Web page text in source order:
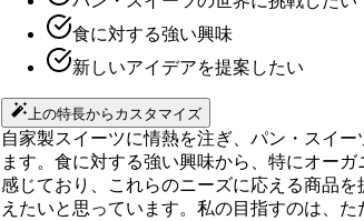
食に対する強い興味
新しいアイデアを提案したい
上の特長からカスタマイズ
自家製スイーツに情熱を注ぎ、パン・スイ
ます。食に対する強い興味から、特にオー
感じており、これらのニーズに応える商品
えたいと思っています。私の目指すのは、